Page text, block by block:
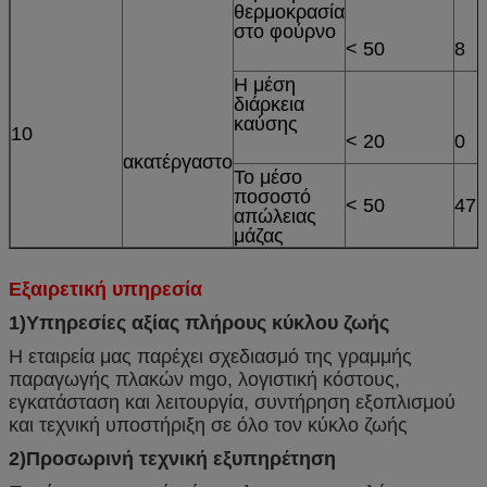
10
ακατέργαστο
θερμοκρασία
στο φούρνο
< 50
8
Η μέση
διάρκεια
καύσης
< 20
0
Το μέσο
ποσοστό
απώλειας
μάζας
< 50
Εξαιρετική υπηρεσία
1)Υπηρεσίες αξίας πλήρους κύκλου ζωής
Η εταιρεία μας παρέχει σχεδιασμό της γραμμής
παραγωγής πλακών mgo, λογιστική κόστους,
εγκατάσταση και λειτουργία, συντήρηση εξοπλισμού
και τεχνική υποστήριξη σε όλο τον κύκλο ζωής
2)Προσωρινή τεχνική εξυπηρέτηση